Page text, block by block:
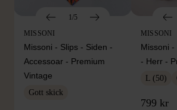
1/5
MISSONI
Missoni - Slips - Siden -
Accessoar - Premium
Vintage
Gott skick
MISSONI
Missoni -
- Herr -
L (50)
799 kr